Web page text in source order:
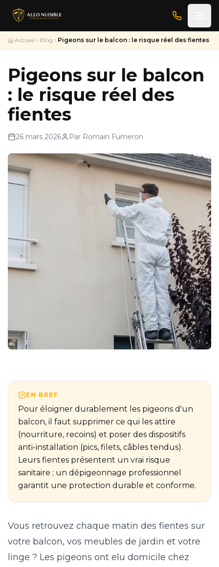
Accueil Blog Pigeons sur le balcon : le risque réel des fientes
Pigeons sur le balcon
: le risque réel des
fientes
26 mars 2026 Par Romain Fumeron
EN BREF
Pour éloigner durablement les pigeons d'un
balcon, il faut supprimer ce qui les attire
(nourriture, recoins) et poser des dispositifs
anti-installation (pics, filets, câbles tendus).
Leurs fientes présentent un vrai risque
sanitaire ; un dépigeonnage professionnel
garantit une protection durable et conforme.
Vous retrouvez chaque matin des fientes sur
votre balcon, vos meubles de jardin et votre
linge ? Les pigeons ont elu domicile chez